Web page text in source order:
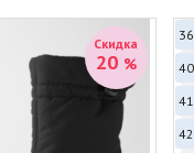
Скидка
20 %
36
40
41
42